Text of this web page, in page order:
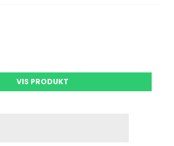
VIS PRODUKT